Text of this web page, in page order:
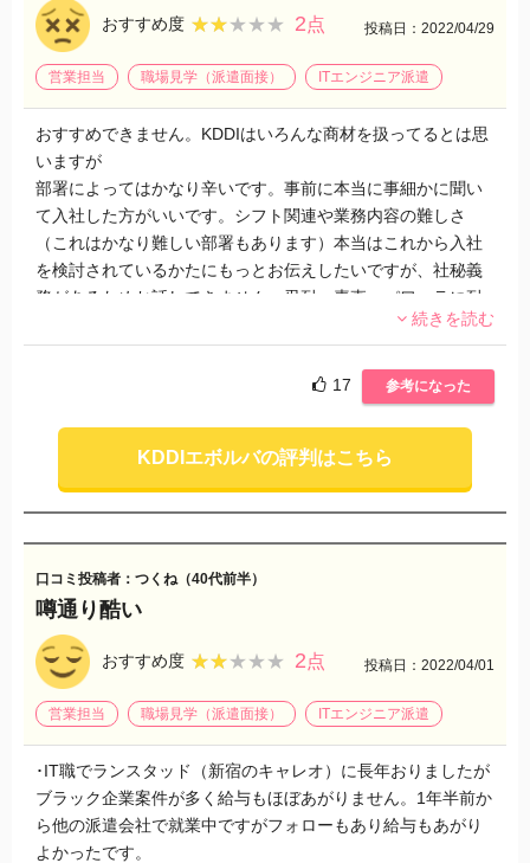
おすすめ度 ★★★★★
★★★★★ 2点 投稿日：2022/04/29
営業担当 職場見学（派遣面接） ITエンジニア派遣
おすすめできません。KDDIはいろんな商材を扱ってるとは思
いますが
部署によってはかなり辛いです。事前に本当に事細かに聞い
て入社した方がいいです。シフト関連や業務内容の難しさ
（これはかなり難しい部署もあります）本当はこれから入社
を検討されているかたにもっとお伝えしたいですが、社秘義
務があるためお話しできません。忍耐、素直、パワハラに耐
続きを読む
17 参考になった
KDDIエボルバの評判はこちら
口コミ投稿者：つくね（40代前半）
噂通り酷い
おすすめ度 ★★★★★
★★★★★ 2点 投稿日：2022/04/01
営業担当 職場見学（派遣面接） ITエンジニア派遣
･IT職でランスタッド（新宿のキャレオ）に長年おりましたが
ブラック企業案件が多く給与もほぼあがりません。1年半前か
ら他の派遣会社で就業中ですがフォローもあり給与もあがり
よかったです。